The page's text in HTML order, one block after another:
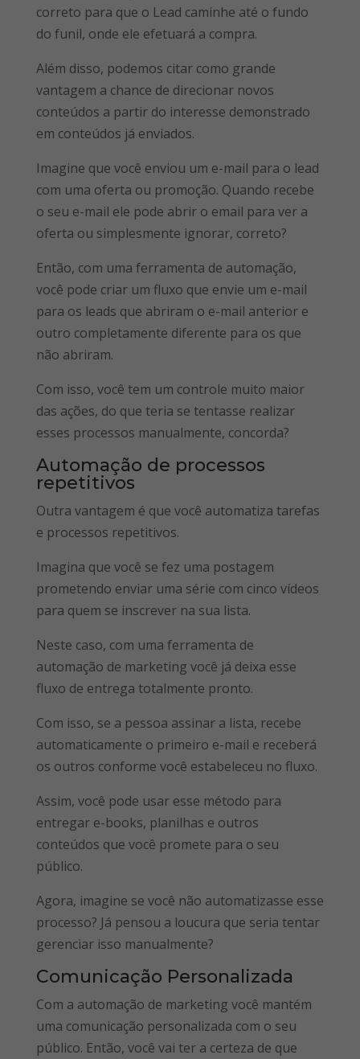
correto para que o Lead caminhe até o fundo
do funil, onde ele efetuará a compra.
Além disso, podemos citar como grande
vantagem a chance de direcionar novos
conteúdos a partir do interesse demonstrado
em conteúdos já enviados.
Imagine que você enviou um e-mail para o lead
com uma oferta ou promoção. Quando recebe
o seu e-mail ele pode abrir o email para ver a
oferta ou simplesmente ignorar, correto?
Então, com uma ferramenta de automação,
você pode criar um fluxo que envie um e-mail
para os leads que abriram o e-mail anterior e
outro completamente diferente para os que
não abriram.
Com isso, você tem um controle muito maior
das ações, do que teria se tentasse realizar
esses processos manualmente, concorda?
Automação de processos
repetitivos
Outra vantagem é que você automatiza tarefas
e processos repetitivos.
Imagina que você se fez uma postagem
prometendo enviar uma série com cinco vídeos
para quem se inscrever na sua lista.
Neste caso, com uma ferramenta de
automação de marketing você já deixa esse
fluxo de entrega totalmente pronto.
Com isso, se a pessoa assinar a lista, recebe
automaticamente o primeiro e-mail e receberá
os outros conforme você estabeleceu no fluxo.
Assim, você pode usar esse método para
entregar e-books, planilhas e outros
conteúdos que você promete para o seu
público.
Agora, imagine se você não automatizasse esse
processo? Já pensou a loucura que seria tentar
gerenciar isso manualmente?
Comunicação Personalizada
Com a automação de marketing você mantém
uma comunicação personalizada com o seu
público. Então, você vai ter a certeza de que